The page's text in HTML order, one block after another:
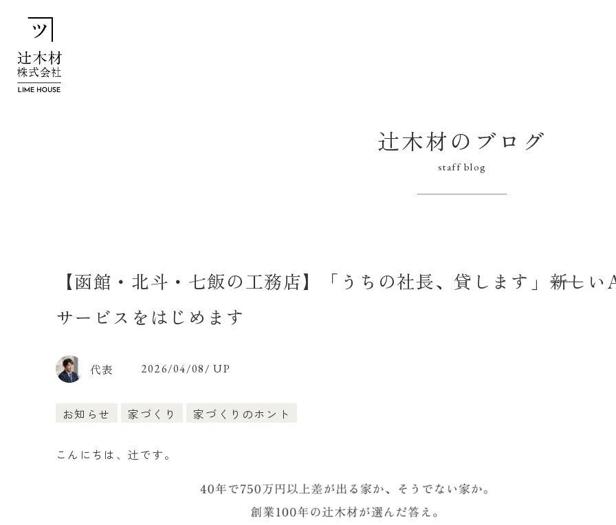
辻木材のブログ
staff blog
【函館・北斗・七飯の工務店】「うちの社長、貸します」――新し
サービスをはじめます
代表 2026/04/08/ UP
お知らせ 家づくり 家づくりのホント
こんにちは、辻です。